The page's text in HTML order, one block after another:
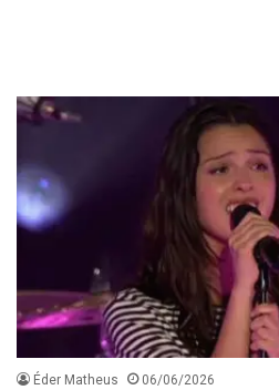
Éder Matheus 06/06/2026